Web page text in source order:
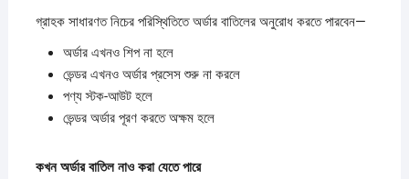
গ্রাহক সাধারণত নিচের পরিস্থিতিতে অর্ডার বাতিলের অনুরোধ করতে পারবেন—
অর্ডার এখনও শিপ না হলে
ভেন্ডর এখনও অর্ডার প্রসেস শুরু না করলে
পণ্য স্টক-আউট হলে
ভেন্ডর অর্ডার পূরণ করতে অক্ষম হলে
কখনঅর্ডারবাতিলনাওকরাযেতেপারে